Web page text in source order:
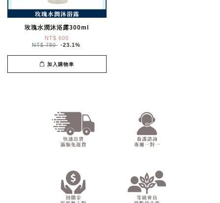
玫瑰水潤沐浴露300ml
NT$ 600
NT$ 780 -23.1%
加入購物車